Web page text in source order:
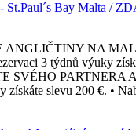
Bay Malta /
ANGLIČTINY NA
3 týdnů výuky
SVÉHO PARTNERA
získáte slevu 200 €. •